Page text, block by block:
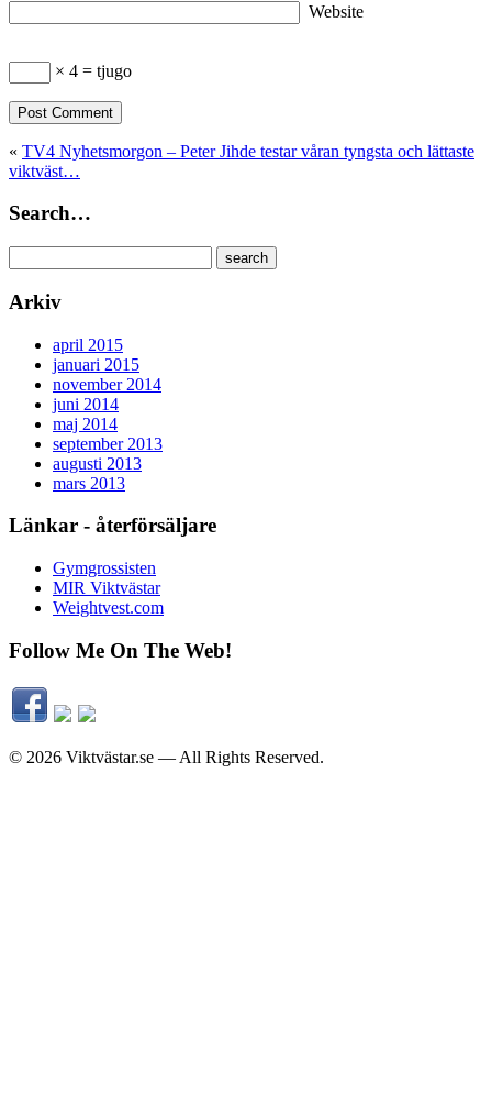
Website
× 4 = tjugo
« TV4 Nyhetsmorgon – Peter Jihde testar våran tyngsta och lättaste
viktväst…
Search…
Arkiv
april 2015
januari 2015
november 2014
juni 2014
maj 2014
september 2013
augusti 2013
mars 2013
Länkar - återförsäljare
Gymgrossisten
MIR Viktvästar
Weightvest.com
Follow Me On The Web!
© 2026 Viktvästar.se — All Rights Reserved.